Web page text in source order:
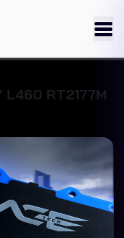
L460 RT2177M